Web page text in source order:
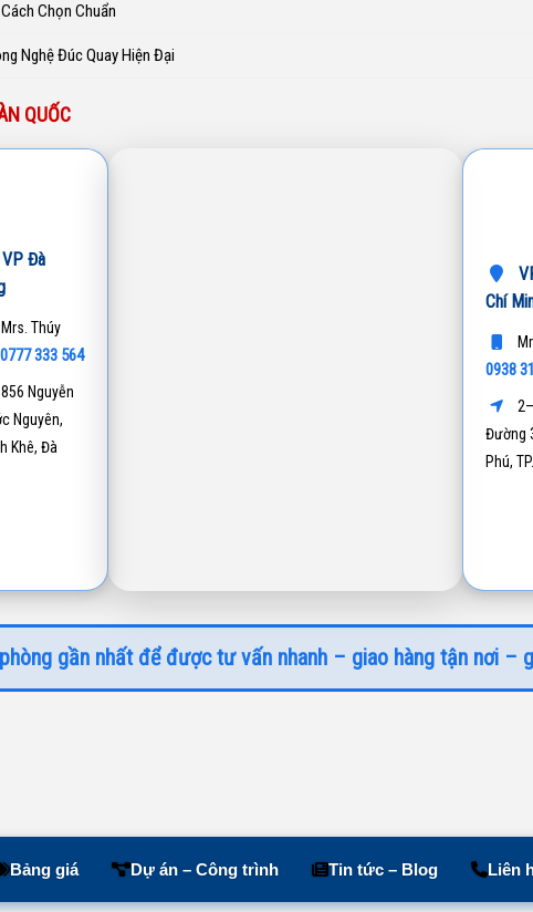
Chọn Chuẩn
Nghệ Đúc Quay Hiện Đại
QUỐC
VP Đà
Mrs. Thúy
0777 333 564
856 Nguyễn
Nguyên,
Khê, Đà
Chí
0938
Đường
Phú,
gần nhất để được tư vấn nhanh – giao hàng tận nơi –
Bảng giá Dự án – Công trình Tin tức – Blog Liên